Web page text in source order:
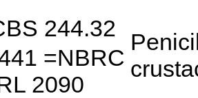
244.32
=NBRC
2090